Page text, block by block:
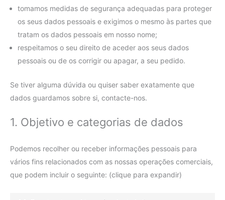
tomamos medidas de segurança adequadas para proteger
os seus dados pessoais e exigimos o mesmo às partes que
tratam os dados pessoais em nosso nome;
respeitamos o seu direito de aceder aos seus dados
pessoais ou de os corrigir ou apagar, a seu pedido.
Se tiver alguma dúvida ou quiser saber exatamente que
dados guardamos sobre si, contacte-nos.
1. Objetivo e categorias de dados
Podemos recolher ou receber informações pessoais para
vários fins relacionados com as nossas operações comerciais,
que podem incluir o seguinte: (clique para expandir)